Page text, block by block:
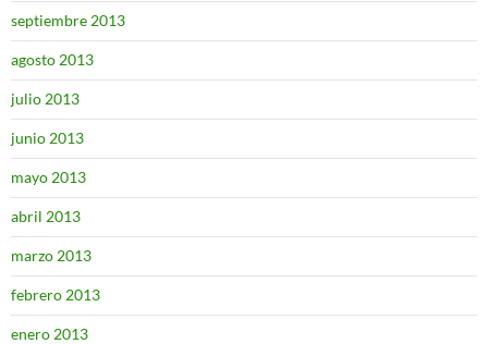
septiembre 2013
agosto 2013
julio 2013
junio 2013
mayo 2013
abril 2013
marzo 2013
febrero 2013
enero 2013